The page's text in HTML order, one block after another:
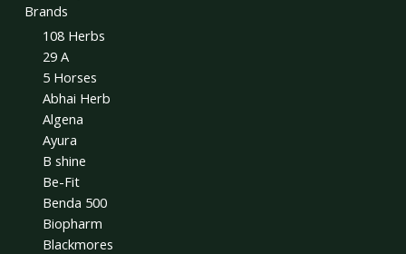
Brands
108 Herbs
29 A
5 Horses
Abhai Herb
Algena
Ayura
B shine
Be-Fit
Benda 500
Biopharm
Blackmores